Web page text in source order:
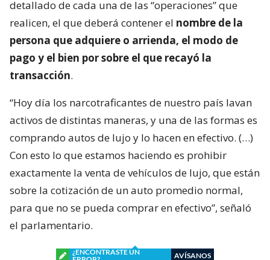
detallado de cada una de las “operaciones” que
realicen, el que deberá contener el nombre de la
persona que adquiere o arrienda, el modo de
pago y el bien por sobre el que recayó la
transacción.
“Hoy día los narcotraficantes de nuestro país lavan
activos de distintas maneras, y una de las formas es
comprando autos de lujo y lo hacen en efectivo. (…)
Con esto lo que estamos haciendo es prohibir
exactamente la venta de vehículos de lujo, que están
sobre la cotización de un auto promedio normal,
para que no se pueda comprar en efectivo”, señaló
el parlamentario.
¿ENCONTRASTE UN
AVÍSANOS